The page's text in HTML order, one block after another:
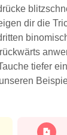
dir die
tiefer